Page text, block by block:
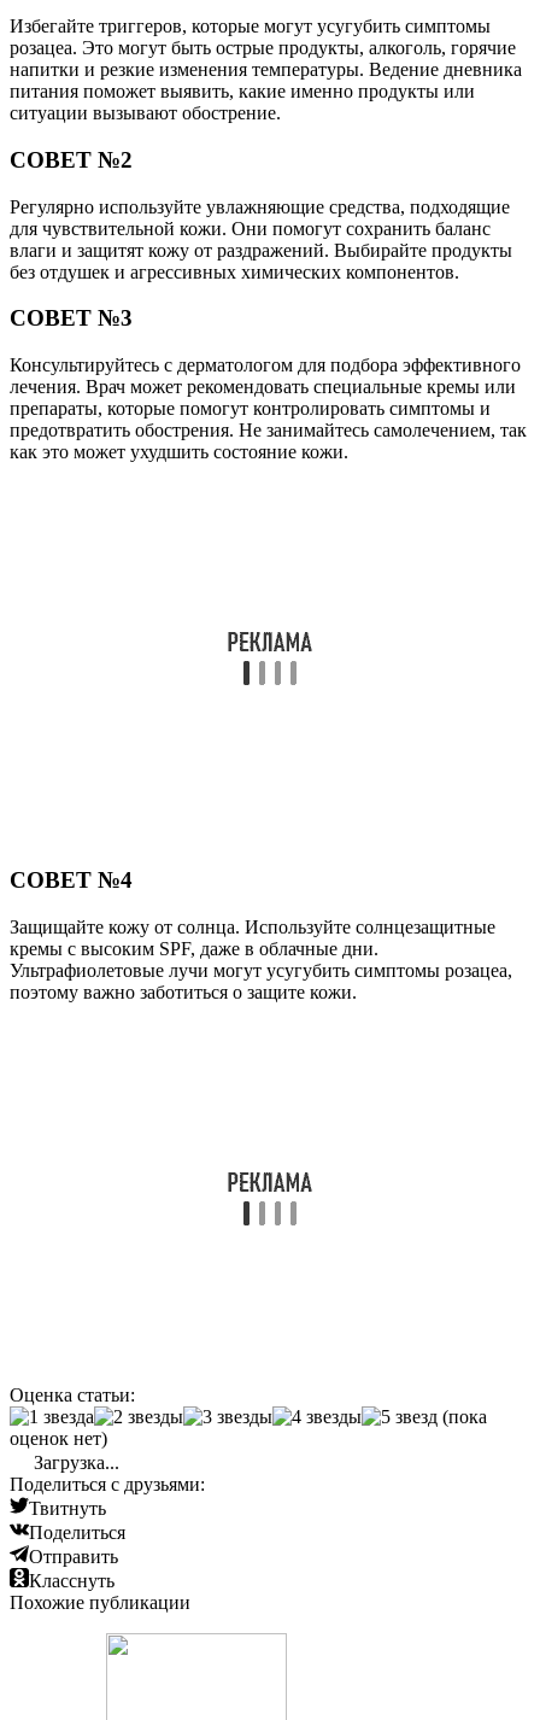
Избегайте триггеров, которые могут усугубить симптомы
розацеа. Это могут быть острые продукты, алкоголь, горячие
напитки и резкие изменения температуры. Ведение дневника
питания поможет выявить, какие именно продукты или
ситуации вызывают обострение.
СОВЕТ №2
Регулярно используйте увлажняющие средства, подходящие
для чувствительной кожи. Они помогут сохранить баланс
влаги и защитят кожу от раздражений. Выбирайте продукты
без отдушек и агрессивных химических компонентов.
СОВЕТ №3
Консультируйтесь с дерматологом для подбора эффективного
лечения. Врач может рекомендовать специальные кремы или
препараты, которые помогут контролировать симптомы и
предотвратить обострения. Не занимайтесь самолечением, так
как это может ухудшить состояние кожи.
СОВЕТ №4
Защищайте кожу от солнца. Используйте солнцезащитные
кремы с высоким SPF, даже в облачные дни.
Ультрафиолетовые лучи могут усугубить симптомы розацеа,
поэтому важно заботиться о защите кожи.
Оценка статьи:
(пока
оценок нет)
Загрузка...
Поделиться с друзьями:
Твитнуть
Поделиться
Отправить
Класснуть
Похожие публикации